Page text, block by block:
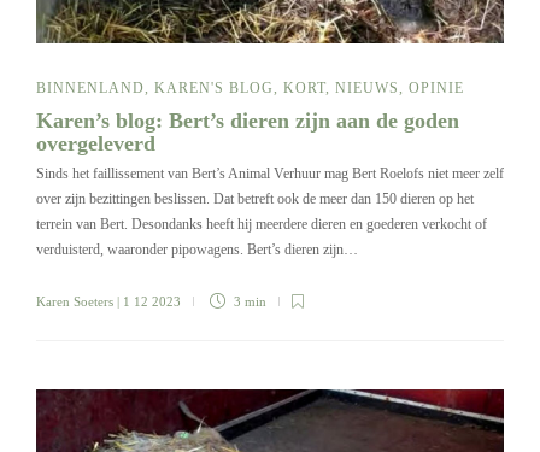
BINNENLAND, KAREN'S BLOG, KORT, NIEUWS, OPINIE
Karen’s blog: Bert’s dieren zijn aan de goden
overgeleverd
Sinds het faillissement van Bert’s Animal Verhuur mag Bert Roelofs niet meer zelf
over zijn bezittingen beslissen. Dat betreft ook de meer dan 150 dieren op het
terrein van Bert. Desondanks heeft hij meerdere dieren en goederen verkocht of
verduisterd, waaronder pipowagens. Bert’s dieren zijn…
Karen Soeters | 1 12 2023 3 min